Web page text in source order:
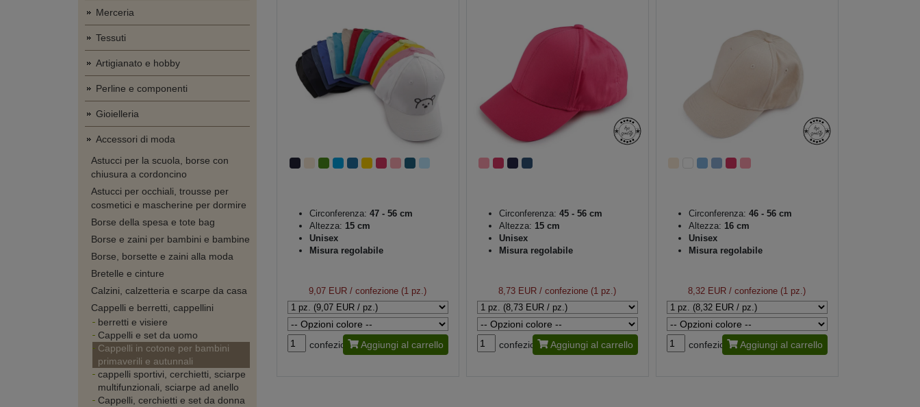
Merceria
Tessuti
Artigianato e hobby
Perline e componenti
Gioielleria
Accessori di moda
Astucci per la scuola, borse con
chiusura a cordoncino
Astucci per occhiali, trousse per
cosmetici e mascherine per dormire
Borse della spesa e tote bag
Borse e zaini per bambini e bambine
Borse, borsette e zaini alla moda
Bretelle e cinture
Calzini, calzetteria e scarpe da casa
Cappelli e berretti, cappellini
berretti e visiere
Cappelli e set da uomo
Cappelli in cotone per bambini
primaverili e autunnali
cappelli sportivi, cerchietti, sciarpe
multifunzionali, sciarpe ad anello
Cappelli, cerchietti e set da donna
Circonferenza: 47 - 56 cm
Altezza: 15 cm
Unisex
Misura regolabile
9,07 EUR / confezione (1 pz.)
confezione Aggiungi al carrello
Circonferenza: 45 - 56 cm
Altezza: 15 cm
Unisex
Misura regolabile
8,73 EUR / confezione (1 pz.)
confezione Aggiungi al carrello
Circonferenza: 46 - 56 cm
Altezza: 16 cm
Unisex
Misura regolabile
8,32 EUR / confezione (1 pz.)
confezione Aggiungi al carrello